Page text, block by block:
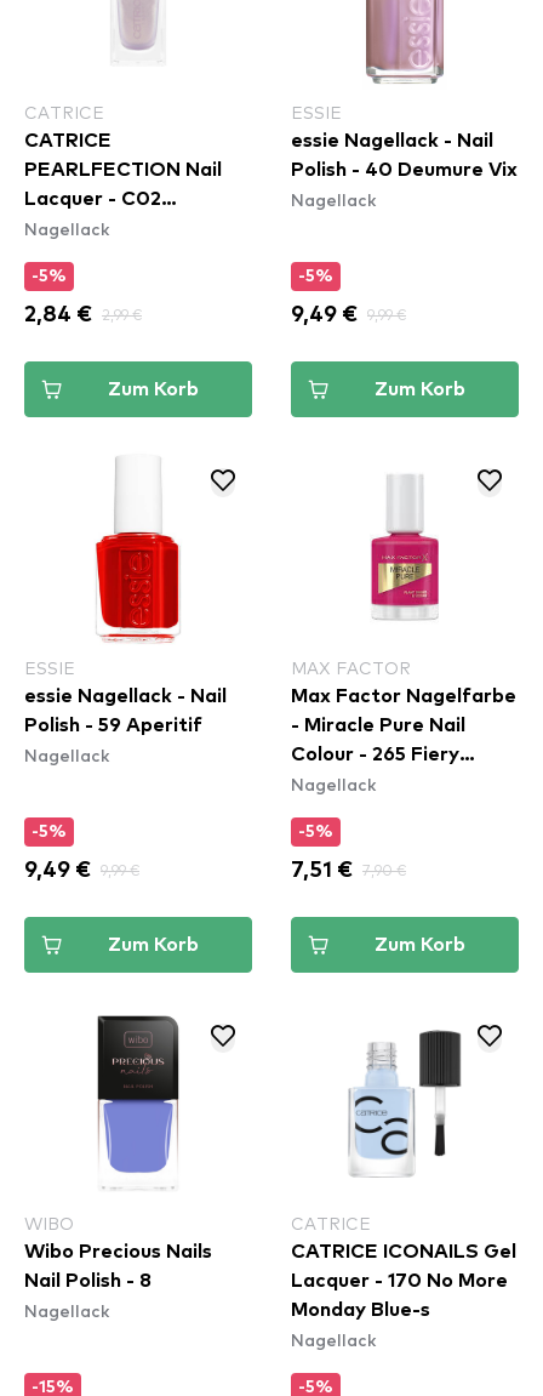
CATRICE
CATRICE
PEARLFECTION Nail
Lacquer - C02
Luminous Pearl
Nagellack
-5%
2,84 € 2,99 €
Zum Korb
ESSIE
essie Nagellack - Nail
Polish - 40 Deumure Vix
Nagellack
-5%
9,49 € 9,99 €
Zum Korb
ESSIE
essie Nagellack - Nail
Polish - 59 Aperitif
Nagellack
-5%
9,49 € 9,99 €
Zum Korb
MAX FACTOR
Max Factor Nagelfarbe
- Miracle Pure Nail
Colour - 265 Fiery
Fuchsia
Nagellack
-5%
7,51 € 7,90 €
Zum Korb
WIBO
Wibo Precious Nails
Nail Polish - 8
Nagellack
-15%
CATRICE
CATRICE ICONAILS Gel
Lacquer - 170 No More
Monday Blue-s
Nagellack
-5%